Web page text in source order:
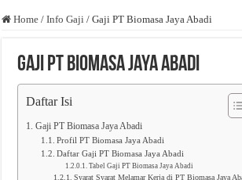
Home / Info Gaji / Gaji PT Biomasa Jaya Abadi
Gaji PT Biomasa Jaya Abadi
Daftar Isi
Gaji PT Biomasa Jaya Abadi
Profil PT Biomasa Jaya Abadi
Daftar Gaji PT Biomasa Jaya Abadi
Tabel Gaji PT Biomasa Jaya Abadi
Syarat Syarat Melamar Kerja di PT Biomasa Jaya